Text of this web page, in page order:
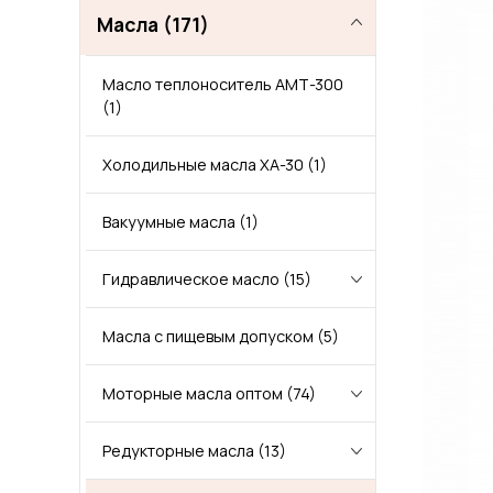
Масла (171)
Масло теплоноситель АМТ-300
(1)
Холодильные масла ХА-30 (1)
Вакуумные масла (1)
Гидравлическое масло (15)
Масло гидравлическое ВМГЗ(1)
Масло гидравлическое МГЕ
Гидравлическое масло HVLP
Масла с пищевым допуском (5)
Моторные масла оптом (74)
Масла для 4-тактных
двигателей(3)
Редукторные масла (13)
ПРОКАТНЫЕ МАСЛА
ОСЕВЫЕ МАСЛА
МОТОРНОЕ МАСЛО ДЛЯ СУДОВЫХ ДВИГАТЕЛЕЙ
МАСЛА ДЛЯ НАПРАВЛЯЮЩИХ СКОЛЬЖЕНИЯ
КОМПРЕССОРНОЕ МАСЛО
ТУРБИННЫЕ МАСЛА
СПЕЦИАЛЬНЫЕ МАСЛА
МАСЛА ОБЩЕГО НАЗНАЧЕНИЯ (БАЗОВЫЕ)
МНОГОЦЕЛЕВЫЕ СМАЗКИ
ИНДУСТРИАЛЬНЫЕ СМАЗКИ
ТЕХНОЛОГИЧЕСКИЕ СМАЗКИ
ЖЕЛЕЗНОДОРОЖНЫЕ СМАЗКИ
КАНАТНЫЕ СМАЗКИ
СИЛИКОНОВЫЕ СМАЗКИ
АНТИФРИКЦИОННЫЕ СМАЗКИ
ОЧИСТИТЕЛИ